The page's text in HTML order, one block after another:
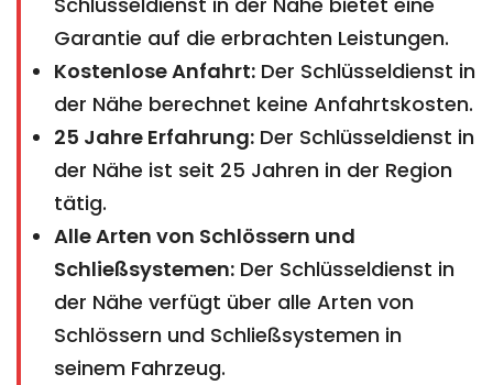
Garantie auf die erbrachten Leistungen.
Kostenlose Anfahrt: Der Schlüsseldienst in
der Nähe berechnet keine Anfahrtskosten.
25 Jahre Erfahrung: Der Schlüsseldienst in
der Nähe ist seit 25 Jahren in der Region
tätig.
Alle Arten von Schlössern und
Schließsystemen: Der Schlüsseldienst in
der Nähe verfügt über alle Arten von
Schlössern und Schließsystemen in
seinem Fahrzeug.